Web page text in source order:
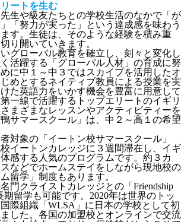
ートを生む
生や級友たちとの学校生活のなかで「が
「努力が実った」という達成感を味わう
す。生徒は、そのような経験を積み重
り開いていきます。
グローバル教育を確立し、刻々と変化し
活躍する「グローバル人材」の育成に努
に中１～中３ではスカイプを活用したオ
めとするネイティブ教員による授業を実
た英語力をいかす機会を豊富に用意して
一線で活躍するトップエリートのイギリ
まざまなレッスンやアクティビティーを
サマースクール」は、中２～高１の希望
対象の「イートン校サマースクール」
イートンカレッジに３週間滞在し、イギ
感する人気のプログラムです。約３カ
などでホームステイをしながら現地校の
留学」制度もあります。
門クライストカレッジとの「Friendship
期留学も可能です。2020年は世界のトッ
際組織「WLSA」に日本の学校として初
した。各国の加盟校とオンラインで交流